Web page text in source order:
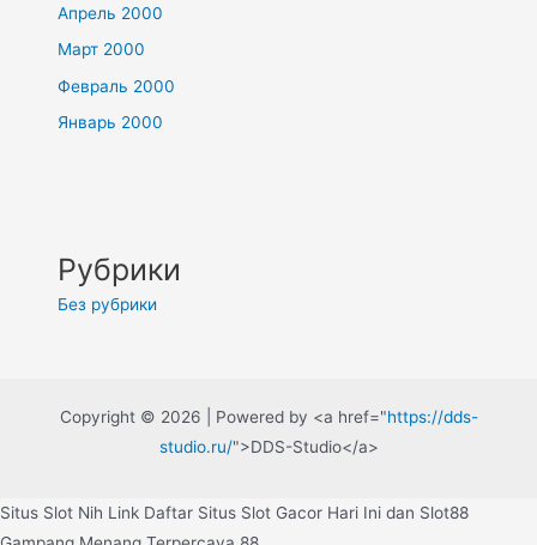
Апрель 2000
Март 2000
Февраль 2000
Январь 2000
Рубрики
Без рубрики
Copyright © 2026 | Powered by <a href="https://dds-
studio.ru/">DDS-Studio</a>
Situs Slot Nih Link Daftar Situs Slot Gacor Hari Ini dan Slot88